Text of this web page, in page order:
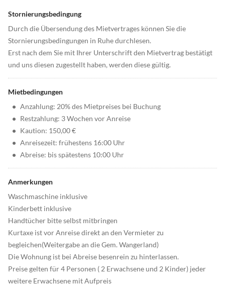
Stornierungsbedingung
Durch die Übersendung des Mietvertrages können Sie die
Stornierungsbedingungen in Ruhe durchlesen.
Erst nach dem Sie mit Ihrer Unterschrift den Mietvertrag bestätigt
und uns diesen zugestellt haben, werden diese gültig.
Mietbedingungen
• Anzahlung: 20% des Mietpreises bei Buchung
• Restzahlung: 3 Wochen vor Anreise
• Kaution: 150,00 €
• Anreisezeit: frühestens 16:00 Uhr
• Abreise: bis spätestens 10:00 Uhr
Anmerkungen
Waschmaschine inklusive
Kinderbett inklusive
Handtücher bitte selbst mitbringen
Kurtaxe ist vor Anreise direkt an den Vermieter zu
begleichen(Weitergabe an die Gem. Wangerland)
Die Wohnung ist bei Abreise besenrein zu hinterlassen.
Preise gelten für 4 Personen ( 2 Erwachsene und 2 Kinder) jeder
weitere Erwachsene mit Aufpreis